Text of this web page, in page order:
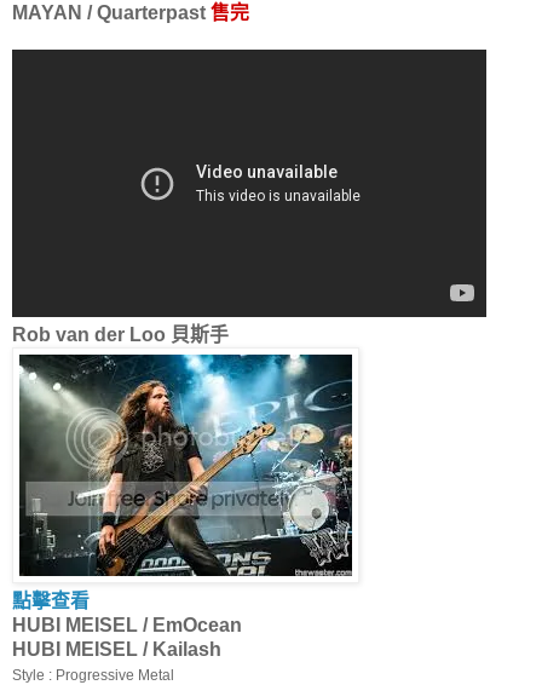
MAYAN / Quarterpast 售完
Rob van der Loo 貝斯手
點擊查看
HUBI MEISEL / EmOcean
HUBI MEISEL / Kailash
Style : Progressive Metal